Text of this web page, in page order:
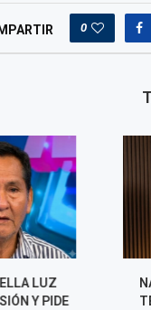
0
SALDAÑA LLEGA A
Y UNIVISIÓN